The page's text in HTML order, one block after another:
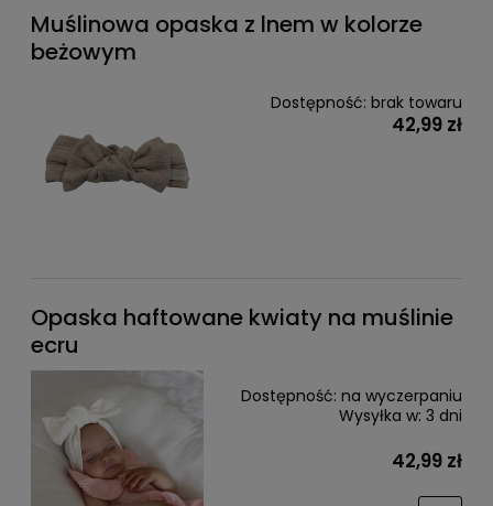
Muślinowa opaska z lnem w kolorze
beżowym
Dostępność: brak towaru
42,99 zł
Opaska haftowane kwiaty na muślinie
ecru
Dostępność: na wyczerpaniu
Wysyłka w: 3 dni
42,99 zł